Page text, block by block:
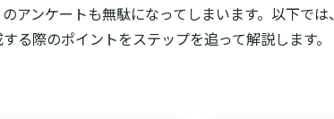
アンケートも無駄になってしまいます。以下では、
る際のポイントをステップを追って解説します。